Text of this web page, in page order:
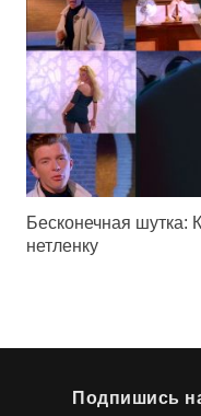
Бесконечная шутка:
нетленку
Подпишись